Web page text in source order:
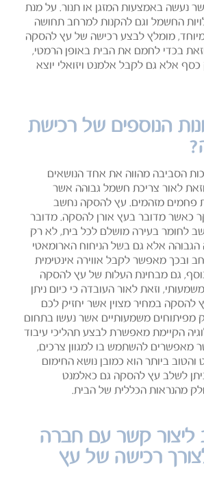
נעשה באמצעות המזגן או תנור. על מנת
החשמל וגם להקנות למרחב תחושה
מומלץ לבצע רכישה של עץ להסקה
בכדי לחמם את הבית באופן הרמטי,
אלא גם לקבל אלמנט ויזואלי יוצא
הנוספים של רכישת
הסביבה מהווה את אחד הנושאים
לאור צריכת חשמל גבוהה אשר
פחמים מזהמים. עץ להסקה נחשב
כאשר מדובר בעץ אורן להסקה. מדובר
לחומר בעירה מושלם לכל בית, לא רק
הגבוהה אלא גם בשל הניחוח הארומאטי
מאפשר לקבל אווירה אינטימית
גם מבחינת העלות של עץ להסקה
וזאת לאור העובדה כי כיום ניתן
להסקה במחיר מצוין אשר יחזיק לכם
מפיתוחים משמעותיים אשר נעשו בתחום
הקיימת מאפשרת לבצע תהליכי עיבוד
להשתמש בו למגוון צרכים,
ביותר הוא כמובן נושא החימום
לשלב עץ להסקה גם כאלמנט
מהנראות הכללית של הבית.
ליצור קשר עם חברה
רכישה של עץ